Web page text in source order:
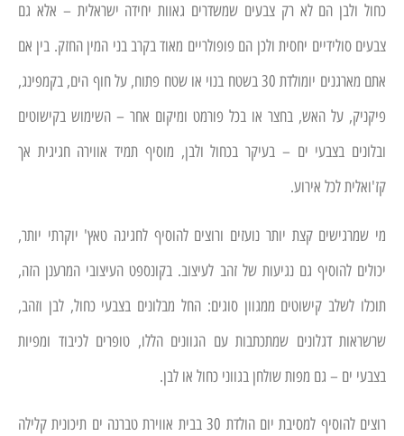
כחול ולבן הם לא רק צבעים שמשדרים גאוות יחידה ישראלית – אלא גם
צבעים סולידיים יחסית ולכן הם פופולריים מאוד בקרב בני המין החזק. בין אם
אתם מארגנים יומולדת 30 בשטח בנוי או שטח פתוח, על חוף הים, בקמפינג,
פיקניק, על האש, בחצר או בכל פורמט ומיקום אחר – השימוש בקישוטים
ובלונים בצבעי ים – בעיקר בכחול ולבן, מוסיף תמיד אווירה חגיגית אך
קז'ואלית לכל אירוע.
מי שמרגישים קצת יותר נועזים ורוצים להוסיף לחגיגה טאץ' יוקרתי יותר,
יכולים להוסיף גם נגיעות של זהב לעיצוב. בקונספט העיצובי המרענן הזה,
תוכלו לשלב קישוטים ממגוון סוגים: החל מבלונים בצבעי כחול, לבן וזהב,
שרשראות דגלונים שמתכתבות עם הגוונים הללו, טופרים לכיבוד ומפיות
בצבעי ים – גם מפות שולחן בגווני כחול או לבן.
רוצים להוסיף למסיבת יום הולדת 30 בבית אווירת טברנה ים תיכונית קלילה